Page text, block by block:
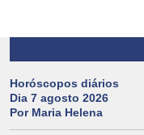
Horóscopos diários
Dia 7 agosto 2026
Por Maria Helena